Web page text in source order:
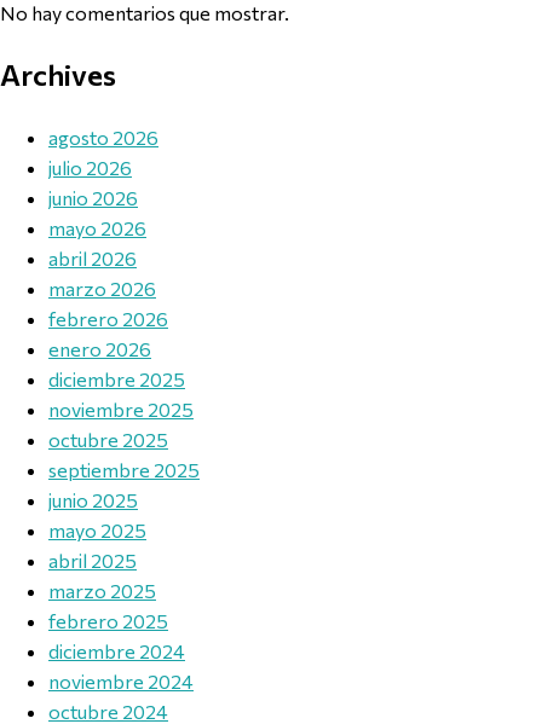
No hay comentarios que mostrar.
Archives
agosto 2026
julio 2026
junio 2026
mayo 2026
abril 2026
marzo 2026
febrero 2026
enero 2026
diciembre 2025
noviembre 2025
octubre 2025
septiembre 2025
junio 2025
mayo 2025
abril 2025
marzo 2025
febrero 2025
diciembre 2024
noviembre 2024
octubre 2024